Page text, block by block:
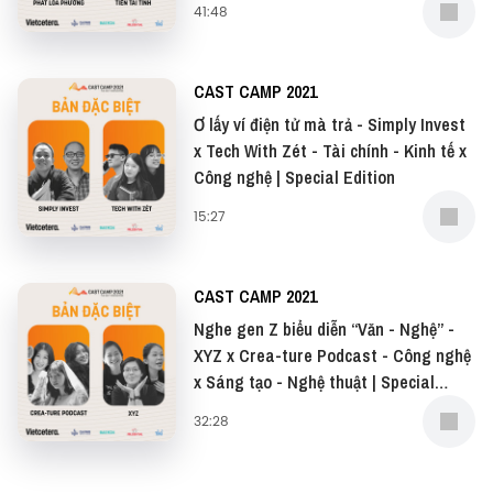
41:48
CAST CAMP 2021
Ơ lấy ví điện tử mà trả - Simply Invest
x Tech With Zét - Tài chính - Kinh tế x
Công nghệ | Special Edition
15:27
CAST CAMP 2021
Nghe gen Z biểu diễn “Văn - Nghệ” -
XYZ x Crea-ture Podcast - Công nghệ
x Sáng tạo - Nghệ thuật | Special
32:28